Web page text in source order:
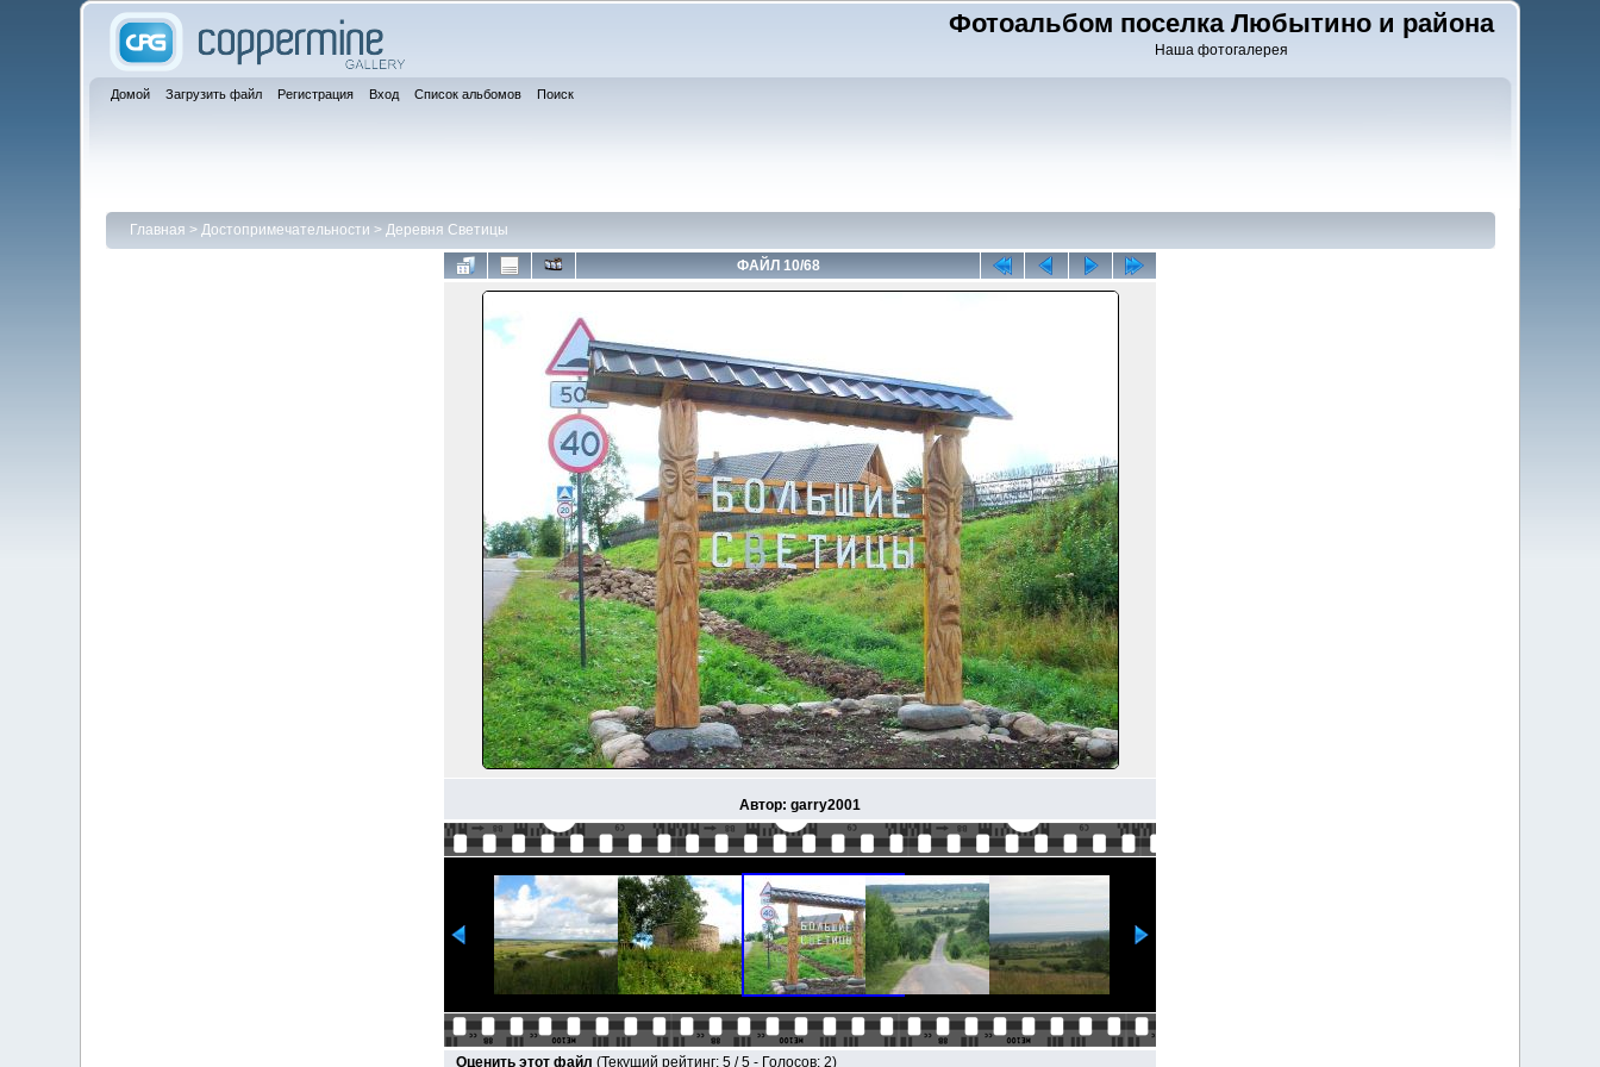
Фотоальбом поселка Любытино и района
Наша фотогалерея
Домой Загрузить файл Регистрация Вход Список альбомов Поиск
Главная > Достопримечательности > Деревня Светицы
ФАЙЛ 10/68
Автор: garry2001
Оценить этот файл (Текущий рейтинг: 5 / 5 - Голосов: 2)